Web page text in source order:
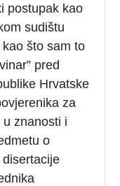
postupak kao
sudištu
što sam to
pred
Hrvatske
za
znanosti i
o